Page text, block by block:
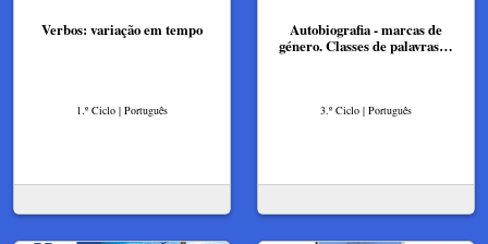
Verbos: variação em tempo
1.º Ciclo | Português
Autobiografia - marcas de
género. Classes de palavras…
3.º Ciclo | Português